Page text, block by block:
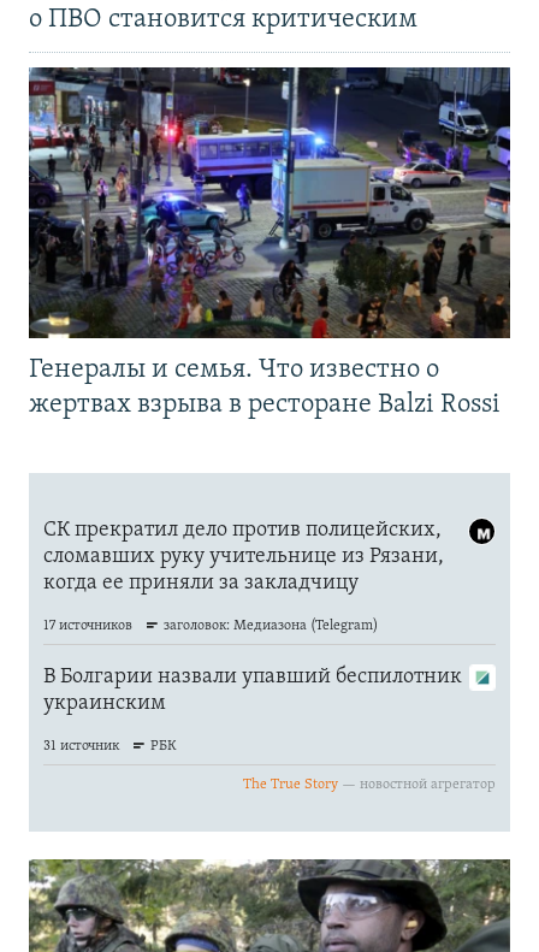
о ПВО становится критическим
Генералы и семья. Что известно о
жертвах взрыва в ресторане Balzi Rossi